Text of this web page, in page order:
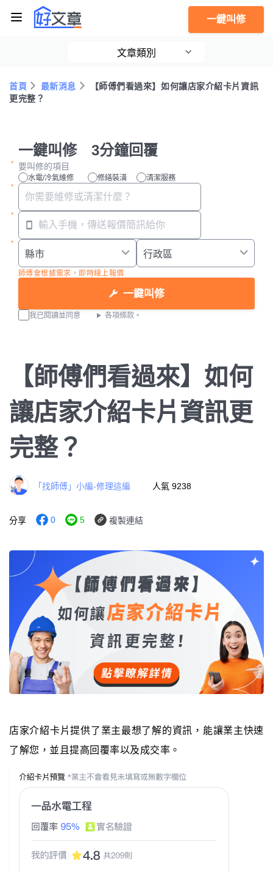
一鍵叫修
文章類別
首頁 最新消息
【師傅們看過來】如何讓店家介紹卡片資訊
更完整？
一鍵叫修 3分鐘回覆
要叫修的項目
水電/冷氣維修 修繕裝潢 清潔服務
師傅會根據需求，即時線上報價
一鍵叫修
我已閱讀並同意 各項條款。
【師傅們看過來】如何
讓店家介紹卡片資訊更
完整？
「找師傅」小編-修理這編 人氣 9238
分享 0 5 複製連結
店家介紹卡片提供了業主最想了解的資訊，能讓業主快速
了解您，並且提高回覆率以及成交率。